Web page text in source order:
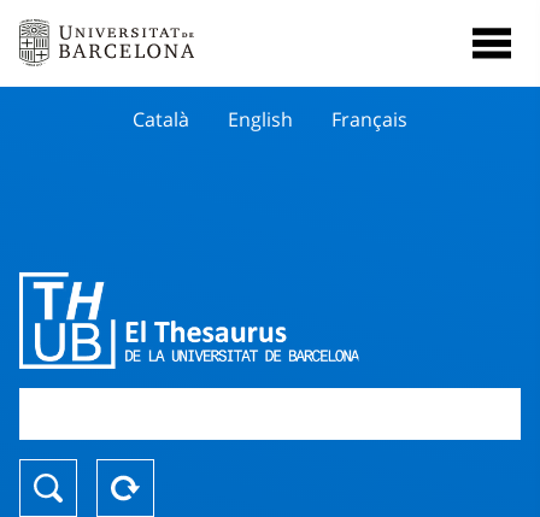
Català English Français